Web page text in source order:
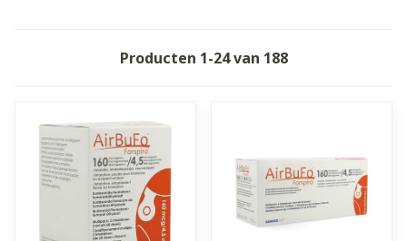
Producten 1-24van 188